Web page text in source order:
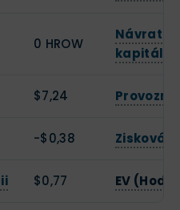
0 HROW
kapitálu
$7,24 Provozní
-$0,38 Zisková
$0,77 EV